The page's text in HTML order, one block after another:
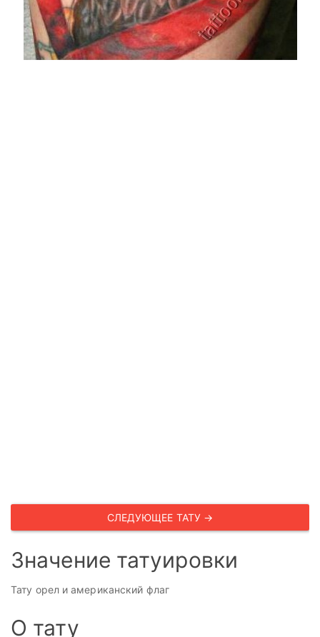
СЛЕДУЮЩЕЕ ТАТУ →
Значение татуировки
Тату орел и американский флаг
О тату